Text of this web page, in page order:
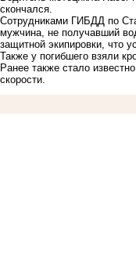
скончался.
Сотрудниками ГИБДД по
мужчина, не получавший
защитной экипировки, что
Также у погибшего взяли
Ранее также стало
скорости.